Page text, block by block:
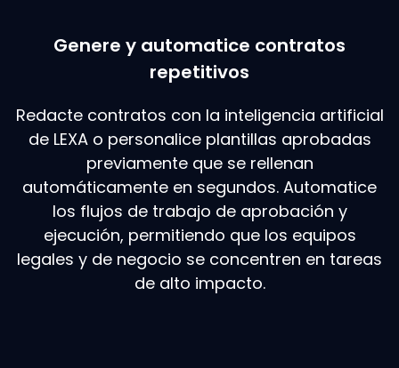
Genere y automatice contratos
repetitivos
Redacte contratos con la inteligencia artificial
de LEXA o personalice plantillas aprobadas
previamente que se rellenan
automáticamente en segundos. Automatice
los flujos de trabajo de aprobación y
ejecución, permitiendo que los equipos
legales y de negocio se concentren en tareas
de alto impacto.